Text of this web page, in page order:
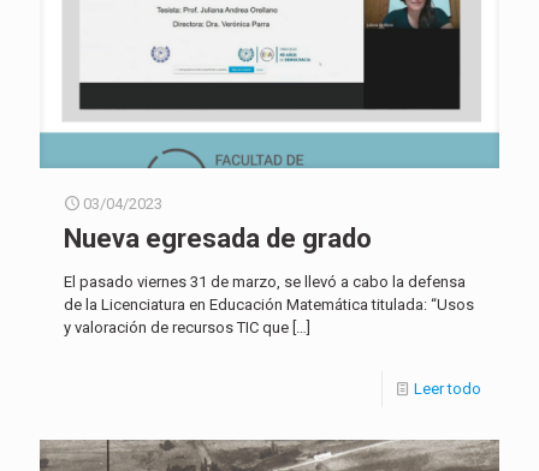
03/04/2023
Nueva egresada de grado
El pasado viernes 31 de marzo, se llevó a cabo la defensa
de la Licenciatura en Educación Matemática titulada: “Usos
y valoración de recursos TIC que […]
Leer todo